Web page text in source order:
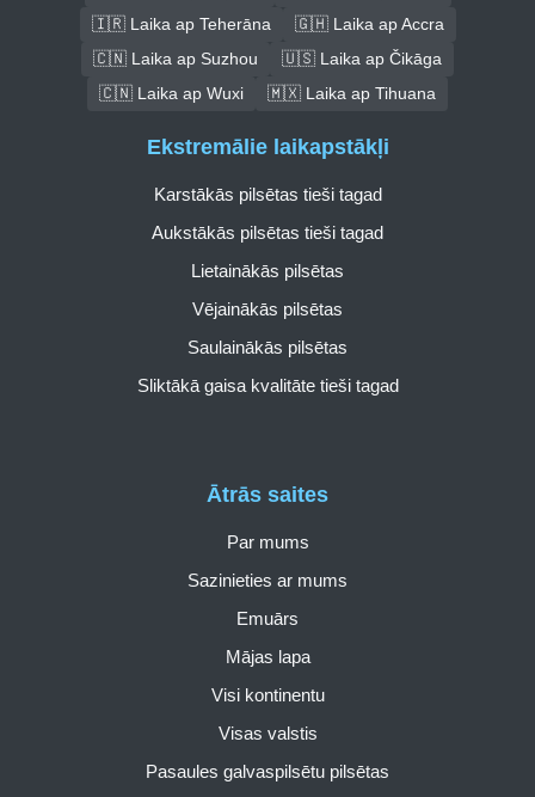
🇮🇷 Laika ap Teherāna
🇬🇭 Laika ap Accra
🇨🇳 Laika ap Suzhou
🇺🇸 Laika ap Čikāga
🇨🇳 Laika ap Wuxi
🇲🇽 Laika ap Tihuana
Ātrās saites
Par mums
Sazinieties ar mums
Emuārs
Mājas lapa
Visi kontinentu
Visas valstis
Pasaules galvaspilsētu pilsētas
Ekstremālie laikapstākļi
Karstākās pilsētas tieši tagad
Aukstākās pilsētas tieši tagad
Lietainākās pilsētas
Vējainākās pilsētas
Saulainākās pilsētas
Sliktākā gaisa kvalitāte tieši tagad